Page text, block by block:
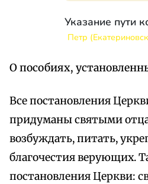
Указание пути
Петр
О пособиях,
Все постановления
придуманы святыми
возбуждать, питать,
благочестия верующих.
постановления Церкви: